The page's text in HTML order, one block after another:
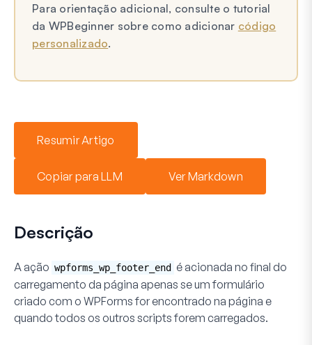
Para orientação adicional, consulte o tutorial
da WPBeginner sobre como adicionar código
personalizado.
Resumir Artigo
Copiar para LLM Ver Markdown
Descrição
A ação wpforms_wp_footer_end é acionada no final do
carregamento da página apenas seum formulário
criado com o WPForms for encontrado na página e
quando todos os outros scripts forem carregados.